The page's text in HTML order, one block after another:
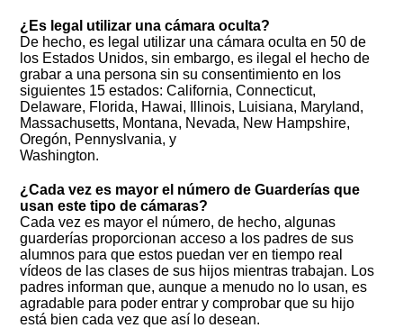
¿Es legal utilizar una cámara oculta?
De hecho, es legal utilizar una cámara oculta en 50 de
los Estados Unidos, sin embargo, es ilegal el hecho de
grabar a una persona sin su consentimiento en los
siguientes 15 estados: California, Connecticut,
Delaware, Florida, Hawai, Illinois, Luisiana, Maryland,
Massachusetts, Montana, Nevada, New Hampshire,
Oregón, Pennyslvania, y
Washington.
¿Cada vez es mayor el número de Guarderías que
usan este tipo de cámaras?
Cada vez es mayor el número, de hecho, algunas
guarderías proporcionan acceso a los padres de sus
alumnos para que estos puedan ver en tiempo real
vídeos de las clases de sus hijos mientras trabajan. Los
padres informan que, aunque a menudo no lo usan, es
agradable para poder entrar y comprobar que su hijo
está bien cada vez que así lo desean.